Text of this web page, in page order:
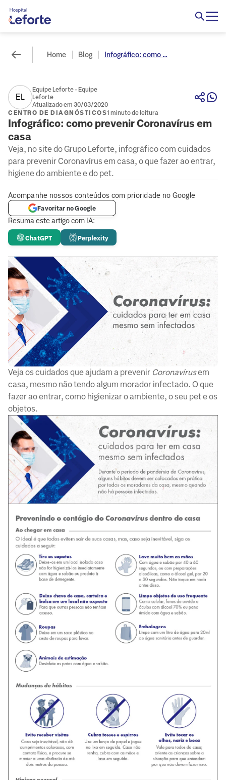
Home Blog Infográfico: como ...
EL
Equipe Leforte - Equipe
Leforte
Atualizado em 30/03/2020
CENTRO DE DIAGNÓSTICOS1 minuto de leitura
Infográfico: como prevenir Coronavírus em
casa
Veja, no site do Grupo Leforte, infográfico com cuidados
para prevenir Coronavírus em casa, o que fazer ao entrar,
higiene do ambiente e do pet.
Resuma este artigo com IA:
ChatGPT Perplexity
Acompanhe nossos conteúdos com prioridade no Google
Favoritar no Google
Veja os cuidados que ajudam a prevenir Coronavírusem
casa, mesmo não tendo algum morador infectado. O que
fazer ao entrar, como higienizar o ambiente, o seu pet e os
objetos.